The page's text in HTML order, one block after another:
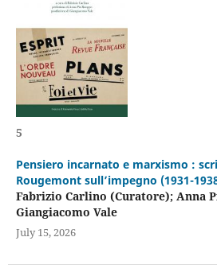
5
Pensiero incarnato e marxismo :
Rougemont sull’impegno (1931-
Fabrizio Carlino (Curatore); Anna
Giangiacomo Vale
July 15, 2026